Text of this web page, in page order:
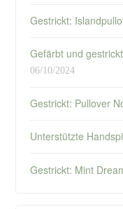
Gestrickt:
Gefärbt und
06/10/2024
Gestrickt: Pullover
Unterstützte
Gestrickt: Mint